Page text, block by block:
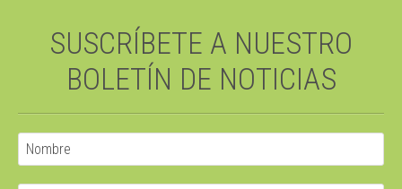
SUSCRÍBETE A NUESTRO
BOLETÍN DE NOTICIAS